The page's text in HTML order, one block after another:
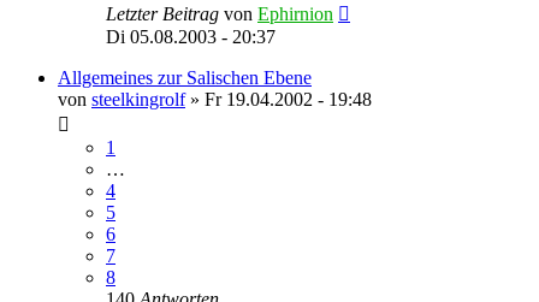
Letzter Beitrag von Ephirnion
Di 05.08.2003 - 20:37
Allgemeines zur Salischen Ebene
von steelkingrolf» Fr 19.04.2002 - 19:48
1
…
4
5
6
7
8